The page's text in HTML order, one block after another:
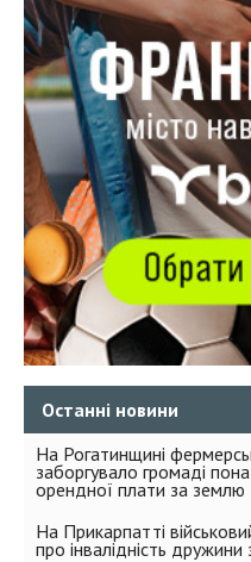
Останні новини
На Рогатинщині
заборгувало громаді
орендної плати за землю
На Прикарпатті
про інвалідність дружини